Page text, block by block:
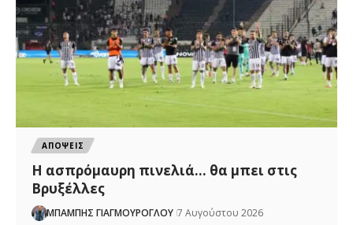
ΑΠΟΨΕΙΣ
Η ασπρόμαυρη πινελιά… θα μπει στις
Βρυξέλλες
ΜΠΑΜΠΗΣ ΓΙΑΓΜΟΥΡΟΓΛΟΥ 7 Αυγούστου 2026